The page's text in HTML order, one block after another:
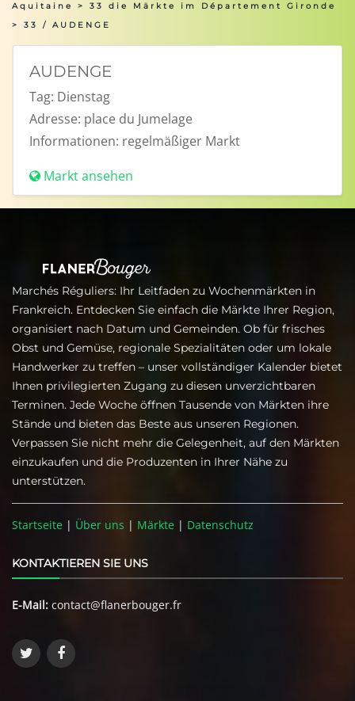
Aquitaine
> 33 die Märkte im Département Gironde
> 33 / AUDENGE
AUDENGE
Tag: Dienstag
Adresse: place du Jumelage
Informationen: regelmäßiger Markt
Markt ansehen
Marchés Réguliers: Ihr Leitfaden zu Wochenmärkten in
Frankreich. Entdecken Sie einfach die Märkte Ihrer Region,
organisiert nach Datum und Gemeinden. Ob für frisches
Obst und Gemüse, regionale Spezialitäten oder um lokale
Handwerker zu treffen – unser vollständiger Kalender bietet
Ihnen privilegierten Zugang zu diesen unverzichtbaren
Terminen. Jede Woche öffnen Tausende von Märkten ihre
Stände und bieten das Beste aus unseren Regionen.
Verpassen Sie nicht mehr die Gelegenheit, auf den Märkten
einzukaufen und die Produzenten in Ihrer Nähe zu
unterstützen.
Startseite | Über uns | Märkte | Datenschutz
KONTAKTIEREN SIE UNS
E-Mail: contact@flanerbouger.fr